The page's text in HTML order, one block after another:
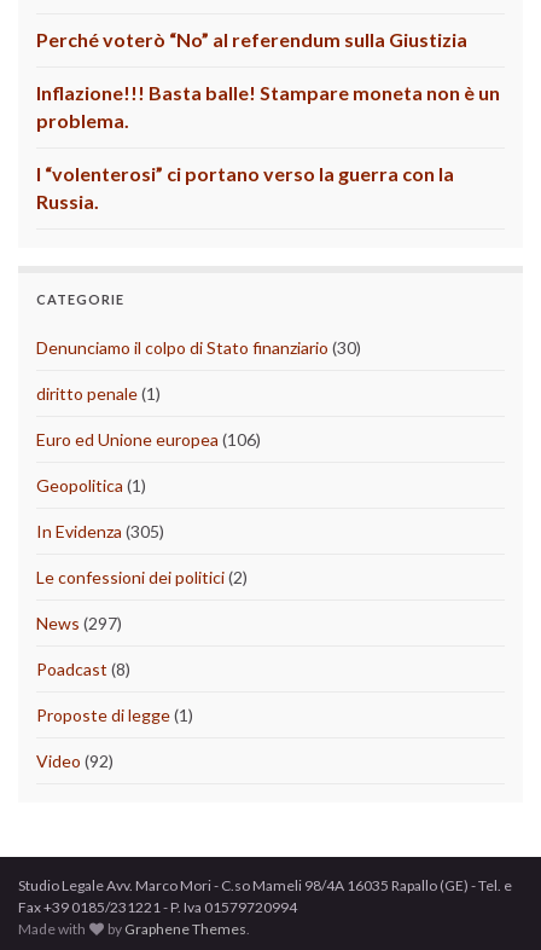
Perché voterò “No” al referendum sulla Giustizia
Inflazione!!! Basta balle! Stampare moneta non è un
problema.
I “volenterosi” ci portano verso la guerra con la
Russia.
CATEGORIE
Denunciamo il colpo di Stato finanziario (30)
diritto penale(1)
Euro ed Unione europea (106)
Geopolitica (1)
In Evidenza (305)
Le confessioni dei politici(2)
News (297)
Poadcast (8)
Proposte di legge(1)
Video (92)
Studio Legale Avv. Marco Mori - C.so Mameli 98/4A 16035 Rapallo (GE) - Tel. e
Fax +39 0185/231221 - P. Iva 01579720994
Made with
by Graphene Themes.